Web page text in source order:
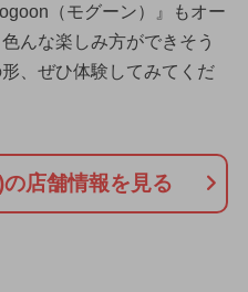
（モグーン）』もオー
んな楽しみ方ができそう
、ぜひ体験してみてくだ
店舗情報を見る